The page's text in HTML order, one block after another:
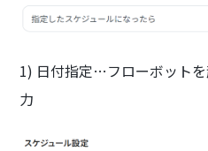
1) 日付指定…フローボット
力